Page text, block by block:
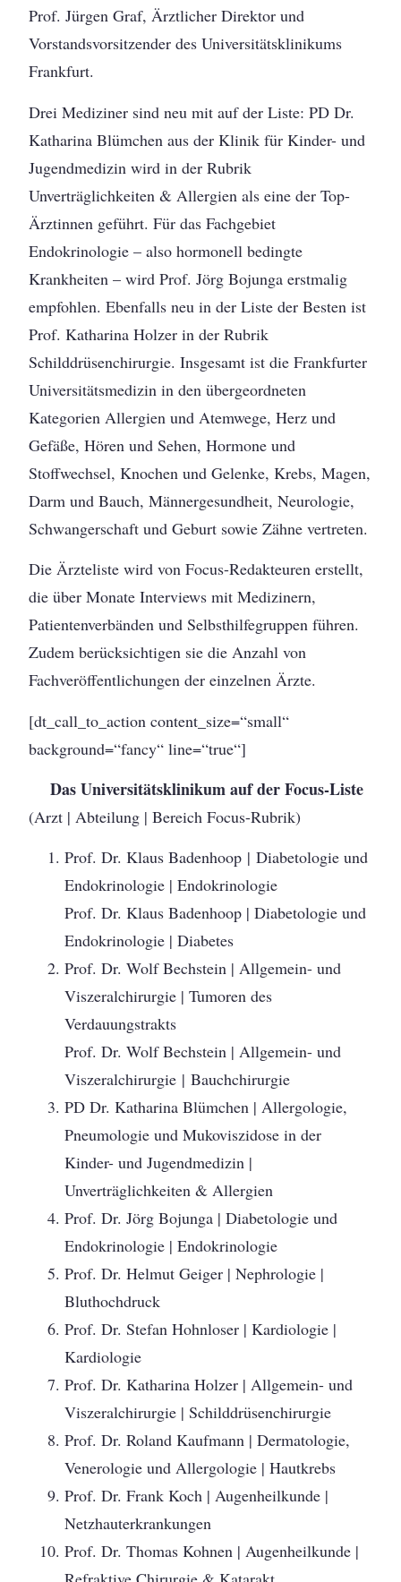
Prof. Jürgen Graf, Ärztlicher Direktor und
Vorstandsvorsitzender des Universitätsklinikums
Frankfurt.
Drei Mediziner sind neu mit auf der Liste: PD Dr.
Katharina Blümchen aus der Klinik für Kinder- und
Jugendmedizin wird in der Rubrik
Unverträglichkeiten & Allergien als eine der Top-
Ärztinnen geführt. Für das Fachgebiet
Endokrinologie – also hormonell bedingte
Krankheiten – wird Prof. Jörg Bojunga erstmalig
empfohlen. Ebenfalls neu in der Liste der Besten ist
Prof. Katharina Holzer in der Rubrik
Schilddrüsenchirurgie. Insgesamt ist die Frankfurter
Universitätsmedizin in den übergeordneten
Kategorien Allergien und Atemwege, Herz und
Gefäße, Hören und Sehen, Hormone und
Stoffwechsel, Knochen und Gelenke, Krebs, Magen,
Darm und Bauch, Männergesundheit, Neurologie,
Schwangerschaft und Geburt sowie Zähne vertreten.
Die Ärzteliste wird von Focus-Redakteuren erstellt,
die über Monate Interviews mit Medizinern,
Patientenverbänden und Selbsthilfegruppen führen.
Zudem berücksichtigen sie die Anzahl von
Fachveröffentlichungen der einzelnen Ärzte.
[dt_call_to_action content_size=“small“
background=“fancy“ line=“true“]
Das Universitätsklinikum auf der Focus-Liste
(Arzt | Abteilung | Bereich Focus-Rubrik)
Prof. Dr. Klaus Badenhoop | Diabetologie und
Endokrinologie | Endokrinologie
Prof. Dr. Klaus Badenhoop | Diabetologie und
Endokrinologie | Diabetes
Prof. Dr. Wolf Bechstein | Allgemein- und
Viszeralchirurgie | Tumoren des
Verdauungstrakts
Prof. Dr. Wolf Bechstein | Allgemein- und
Viszeralchirurgie | Bauchchirurgie
PD Dr. Katharina Blümchen | Allergologie,
Pneumologie und Mukoviszidose in der
Kinder- und Jugendmedizin |
Unverträglichkeiten & Allergien
Prof. Dr. Jörg Bojunga | Diabetologie und
Endokrinologie | Endokrinologie
Prof. Dr. Helmut Geiger | Nephrologie |
Bluthochdruck
Prof. Dr. Stefan Hohnloser | Kardiologie |
Kardiologie
Prof. Dr. Katharina Holzer | Allgemein- und
Viszeralchirurgie | Schilddrüsenchirurgie
Prof. Dr. Roland Kaufmann | Dermatologie,
Venerologie und Allergologie | Hautkrebs
Prof. Dr. Frank Koch | Augenheilkunde |
Netzhauterkrankungen
Prof. Dr. Thomas Kohnen | Augenheilkunde |